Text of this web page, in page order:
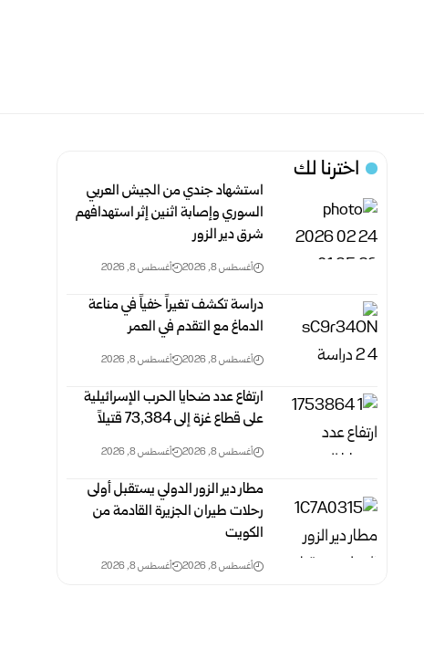
اخترنا لك
استشهاد جندي من الجيش العربي
السوري وإصابة اثنين إثر ‏استهدافهم
شرق دير الزور ‏
أغسطس 8, 2026 أغسطس 8, 2026
دراسة تكشف تغيراً خفياً في مناعة
الدماغ مع التقدم في العمر
أغسطس 8, 2026 أغسطس 8, 2026
ارتفاع عدد ضحايا الحرب الإسرائيلية
على قطاع غزة ‏إلى 73,384 ‏قتيلاً‎ ‎
أغسطس 8, 2026 أغسطس 8, 2026
مطار دير الزور الدولي يستقبل أولى
رحلات طيران الجزيرة ‏القادمة من
الكويت
أغسطس 8, 2026 أغسطس 8, 2026